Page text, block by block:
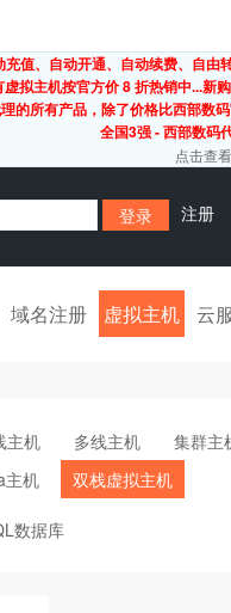
值、自动开通、自动续费、自
拟主机按官方价 8 折热销中...新
的所有产品，除了价格比西部数
全国3强 - 西部数
点击查
注册
域名注册 虚拟主机 云
主机 多线主机
集群主
主机 双栈虚拟主机
数据库